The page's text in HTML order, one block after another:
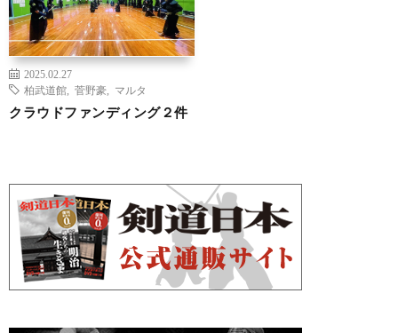
2025.02.27
柏武道館
菅野豪 マルタ
クラウドファンディング２件